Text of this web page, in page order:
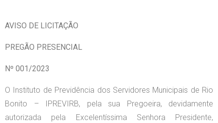
AVISO DE LICITAÇÃO
PREGÃO PRESENCIAL
Nº 001/2023
O Instituto de Previdência dos Servidores Municipais de Rio
Bonito – IPREVIRB, pela sua Pregoeira, devidamente
autorizada pela Excelentíssima Senhora Presidente,